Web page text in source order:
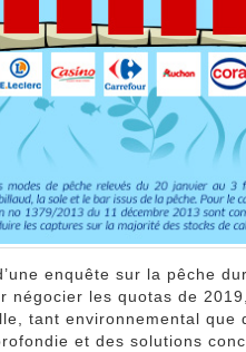
enquête sur la pêche
les quotas de
tant environnemental que
et des solutions